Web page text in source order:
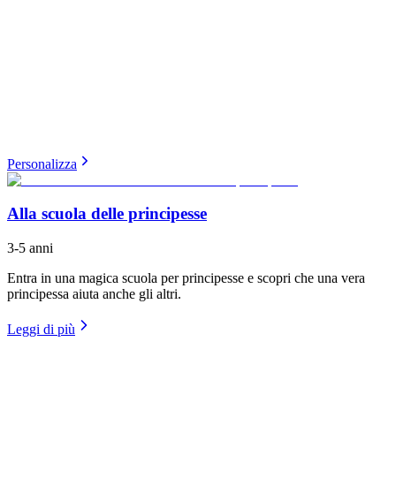
Personalizza
Alla scuola delle principesse
3-5 anni
Entra in una magica scuola per principesse e scopri che una vera
principessa aiuta anche gli altri.
Leggi di più